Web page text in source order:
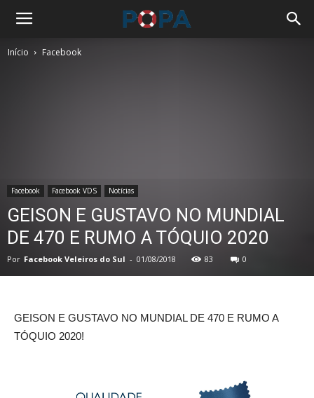
Início Facebook
Facebook Facebook VDS Notícias
GEISON E GUSTAVO NO MUNDIAL
DE 470 E RUMO A TÓQUIO 2020
Por Facebook Veleiros do Sul - 01/08/2018 83 0
GEISON E GUSTAVO NO MUNDIAL DE 470 E RUMO A
TÓQUIO 2020!